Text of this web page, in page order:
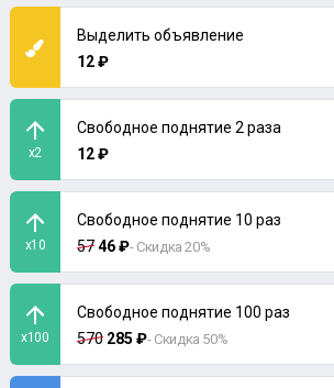
Выделить объявление
12 ₽
x2
Свободное поднятие 2 раза
12 ₽
x10
Свободное поднятие 10 раз
5746 ₽- Скидка 20%
x100
Свободное поднятие 100 раз
570 285 ₽- Скидка 50%